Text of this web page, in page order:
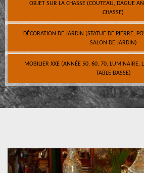
OBJET SUR LA CHASSE (COUTEAU, DAGUE
CHASSE)
DÉCORATION DE JARDIN (STATUE DE PIERRE,
SALON DE JARDIN)
MOBILIER XXE (ANNÉE 50, 60, 70, LUMINAIRE,
TABLE BASSE)